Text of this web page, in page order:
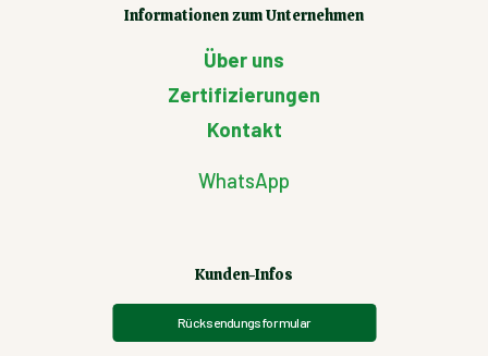
Informationen zum Unternehmen
Über uns
Zertifizierungen
Kontakt
WhatsApp
Kunden-Infos
Rücksendungsformular